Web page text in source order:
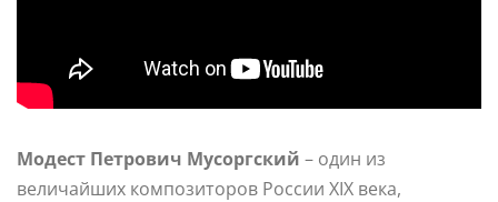
Модест Петрович Мусоргский – один из
величайших композиторов России XIX века,